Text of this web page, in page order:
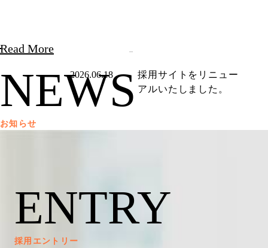
Read More
お知らせ
NEWS
2026.06.18
採用サイトをリニュー
アルいたしました。
採用エントリー
ENTRY